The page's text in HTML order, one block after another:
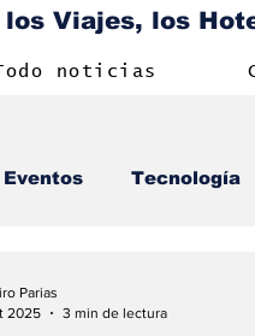
Viajes, los
noticias
Eventos Tecnología
Parias
2025
3 min de lectura